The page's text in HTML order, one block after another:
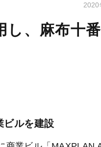
2020
、麻布十
ルを建設